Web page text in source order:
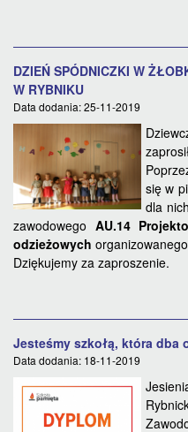
DZIEŃ SPÓDNICZKI W
W RYBNIKU
Data dodania: 25-11-2019
się w
dla
zawodowego AU.14
odzieżowych
Dziękujemy za zaproszenie.
Jesteśmy szkołą, która dba
Data dodania: 18-11-2019